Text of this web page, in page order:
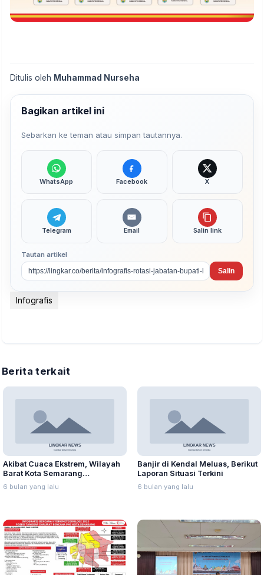
Ditulis oleh Muhammad Nurseha
Bagikan artikel ini
Sebarkan ke teman atau simpan tautannya.
WhatsApp Facebook X
Telegram Email Salin link
Tautan artikel
Salin
Infografis
Berita terkait
Akibat Cuaca Ekstrem, Wilayah
Barat Kota Semarang
Terdampak Banjir dan Longsor
6 bulan yang lalu
Banjir di Kendal Meluas, Berikut
Laporan Situasi Terkini
6 bulan yang lalu